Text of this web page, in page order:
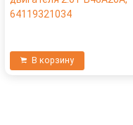
В корзину